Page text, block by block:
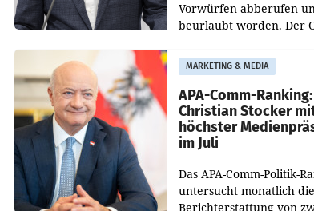
Vorwürfen abberufen
beurlaubt worden. Der
entsprechende
Medienberichte.
MARKETING & MEDIA
APA-Comm-Ranking:
Christian Stocker
höchster
im Juli
Das APA-Comm-Politik-
untersucht monatlich die
Berichterstattung von